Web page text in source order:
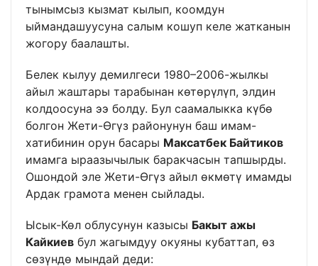
тынымсыз кызмат кылып, коомдун
ыймандашуусуна салым кошуп келе жатканын
жогору баалашты.
Белек кылуу демилгеси 1980–2006-жылкы
айыл жаштары тарабынан көтөрүлүп, элдин
колдоосуна ээ болду. Бул саамалыкка күбө
болгон Жети-Өгүз районунун баш имам-
хатибинин орун басары Максатбек Байтиков
имамга ыраазычылык баракчасын тапшырды.
Ошондой эле Жети-Өгүз айыл өкмөтү имамды
Ардак грамота менен сыйлады.
Ысык-Көл облусунун казысы Бакыт ажы
Кайкиев бул жагымдуу окуяны кубаттап, өз
сөзүндө мындай деди: